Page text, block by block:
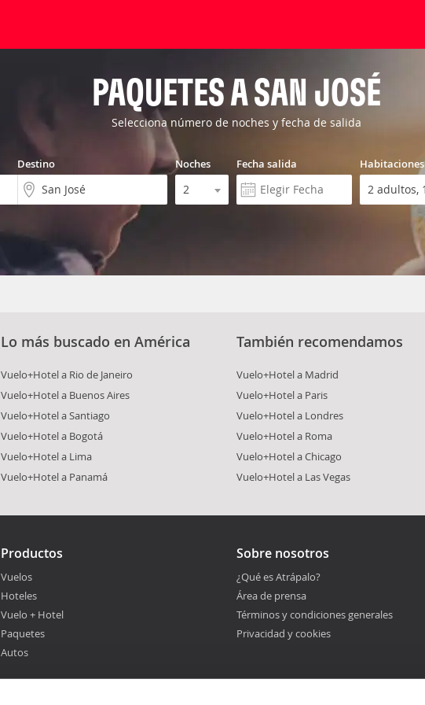
PAQUETES A SAN JOSÉ
Selecciona número de noches y fecha de salida
Destino Noches Fecha salida Habitaciones
Lo más buscado en América
Vuelo+Hotel a Rio de Janeiro
Vuelo+Hotel a Buenos Aires
Vuelo+Hotel a Santiago
Vuelo+Hotel a Bogotá
Vuelo+Hotel a Lima
Vuelo+Hotel a Panamá
También recomendamos
Vuelo+Hotel a Madrid
Vuelo+Hotel a Paris
Vuelo+Hotel a Londres
Vuelo+Hotel a Roma
Vuelo+Hotel a Chicago
Vuelo+Hotel a Las Vegas
Productos
Vuelos
Hoteles
Vuelo + Hotel
Paquetes
Autos
Sobre nosotros
¿Qué es Atrápalo?
Área de prensa
Términos y condiciones generales
Privacidad y cookies